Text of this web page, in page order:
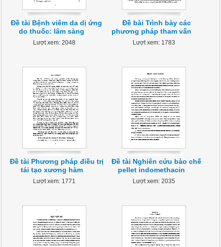
Đề tài Bệnh viêm da dị ứng
do thuốc: lâm sàng
Lượt xem: 2048
Đề bài Trình bày các
phương pháp tham vấn
Lượt xem: 1783
Đề tài Phương pháp điều trị
tái tạo xương hàm
Lượt xem: 1771
Đề tài Nghiên cứu bào chế
pellet indomethacin
Lượt xem: 2035